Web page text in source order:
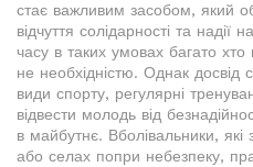
стає важливим засобом, який
відчуття солідарності та
часу в таких умовах багато
не необхідністю. Однак досвід
види спорту, регулярні
відвести молодь від
в майбутнє. Вболівальники, які
або селах попри небезпеку,